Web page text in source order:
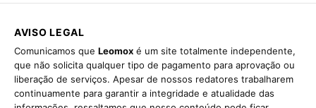
AVISO LEGAL
Comunicamos que Leomox é um site totalmente independente,
que não solicita qualquer tipo de pagamento para aprovação ou
liberação de serviços. Apesar de nossos redatores trabalharem
continuamente para garantir a integridade e atualidade das